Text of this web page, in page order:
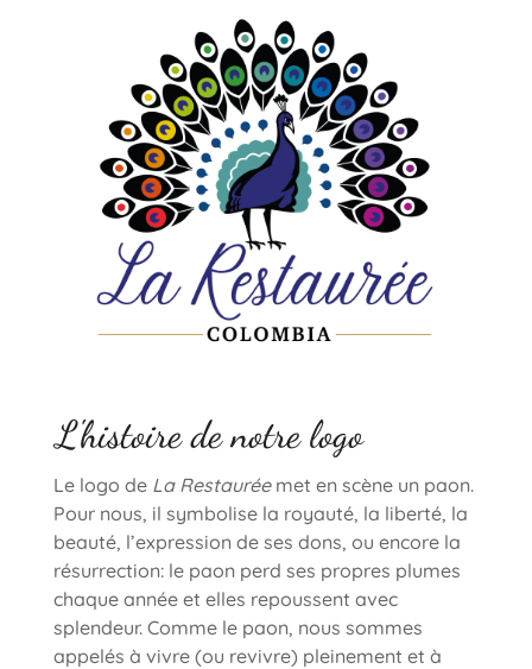
L'histoire de notre logo
Le logo de La Restauréemet en scène un paon.
Pour nous, il symbolise la royauté, la liberté, la
beauté, l’expression de ses dons, ou encore la
résurrection: le paon perd ses propres plumes
chaque année et elles repoussent avec
splendeur. Comme le paon, nous sommes
appelés à vivre (ou revivre) pleinement et à